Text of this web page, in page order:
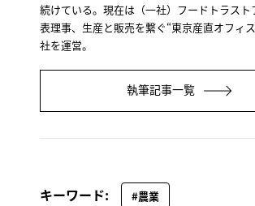
続けている。現在は（一社）フードトラスト
表理事、生産と販売を繋ぐ“東京産直オフィ
社を運営。
執筆記事一覧
キーワード: #農業